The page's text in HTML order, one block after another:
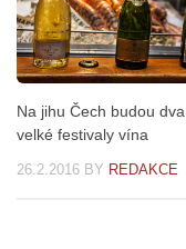
Na jihu Čech budou dva
velké festivaly vína
26.2.2016 BY REDAKCE